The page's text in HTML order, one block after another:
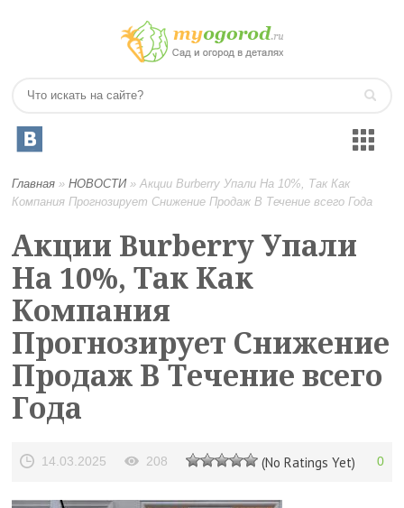
Главная »НОВОСТИ»Акции Burberry Упали На 10%, Так Как
Компания Прогнозирует Снижение Продаж В Течение всего Года
Акции Burberry Упали
На 10%, Так Как
Компания
Прогнозирует Снижение
Продаж В Течение всего
Года
14.03.2025 208 (No Ratings Yet) 0